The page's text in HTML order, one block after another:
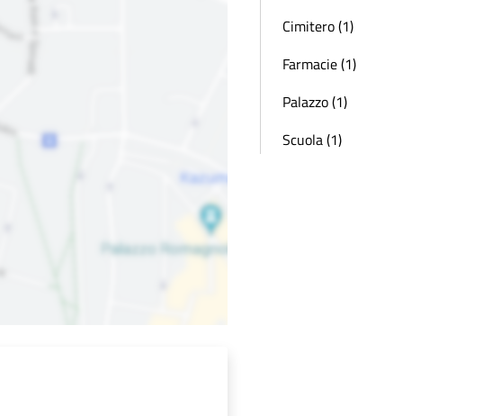
Cimitero (1)
Farmacie (1)
Palazzo (1)
Scuola (1)